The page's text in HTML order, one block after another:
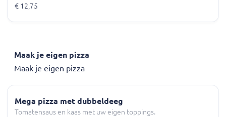
€ 12,75
Maak je eigen pizza
Maak je eigen pizza
Mega pizza met dubbeldeeg
Tomatensaus en kaas met uw eigen toppings.